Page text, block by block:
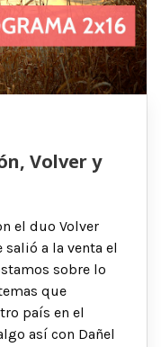
Volver y
el duo Volver
salió a la venta el
sobre lo
que
país en el
así con Dañel